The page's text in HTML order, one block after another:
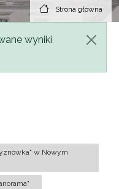
Strona główna
wyniki
w Nowym